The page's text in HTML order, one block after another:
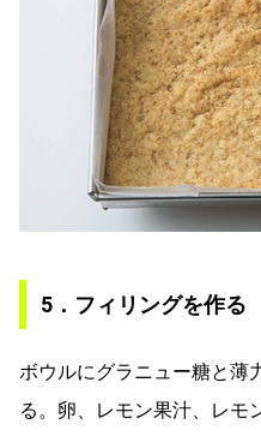
5．フィリングを作る
ボウルにグラニュー糖と薄
る。卵、レモン果汁、レモ